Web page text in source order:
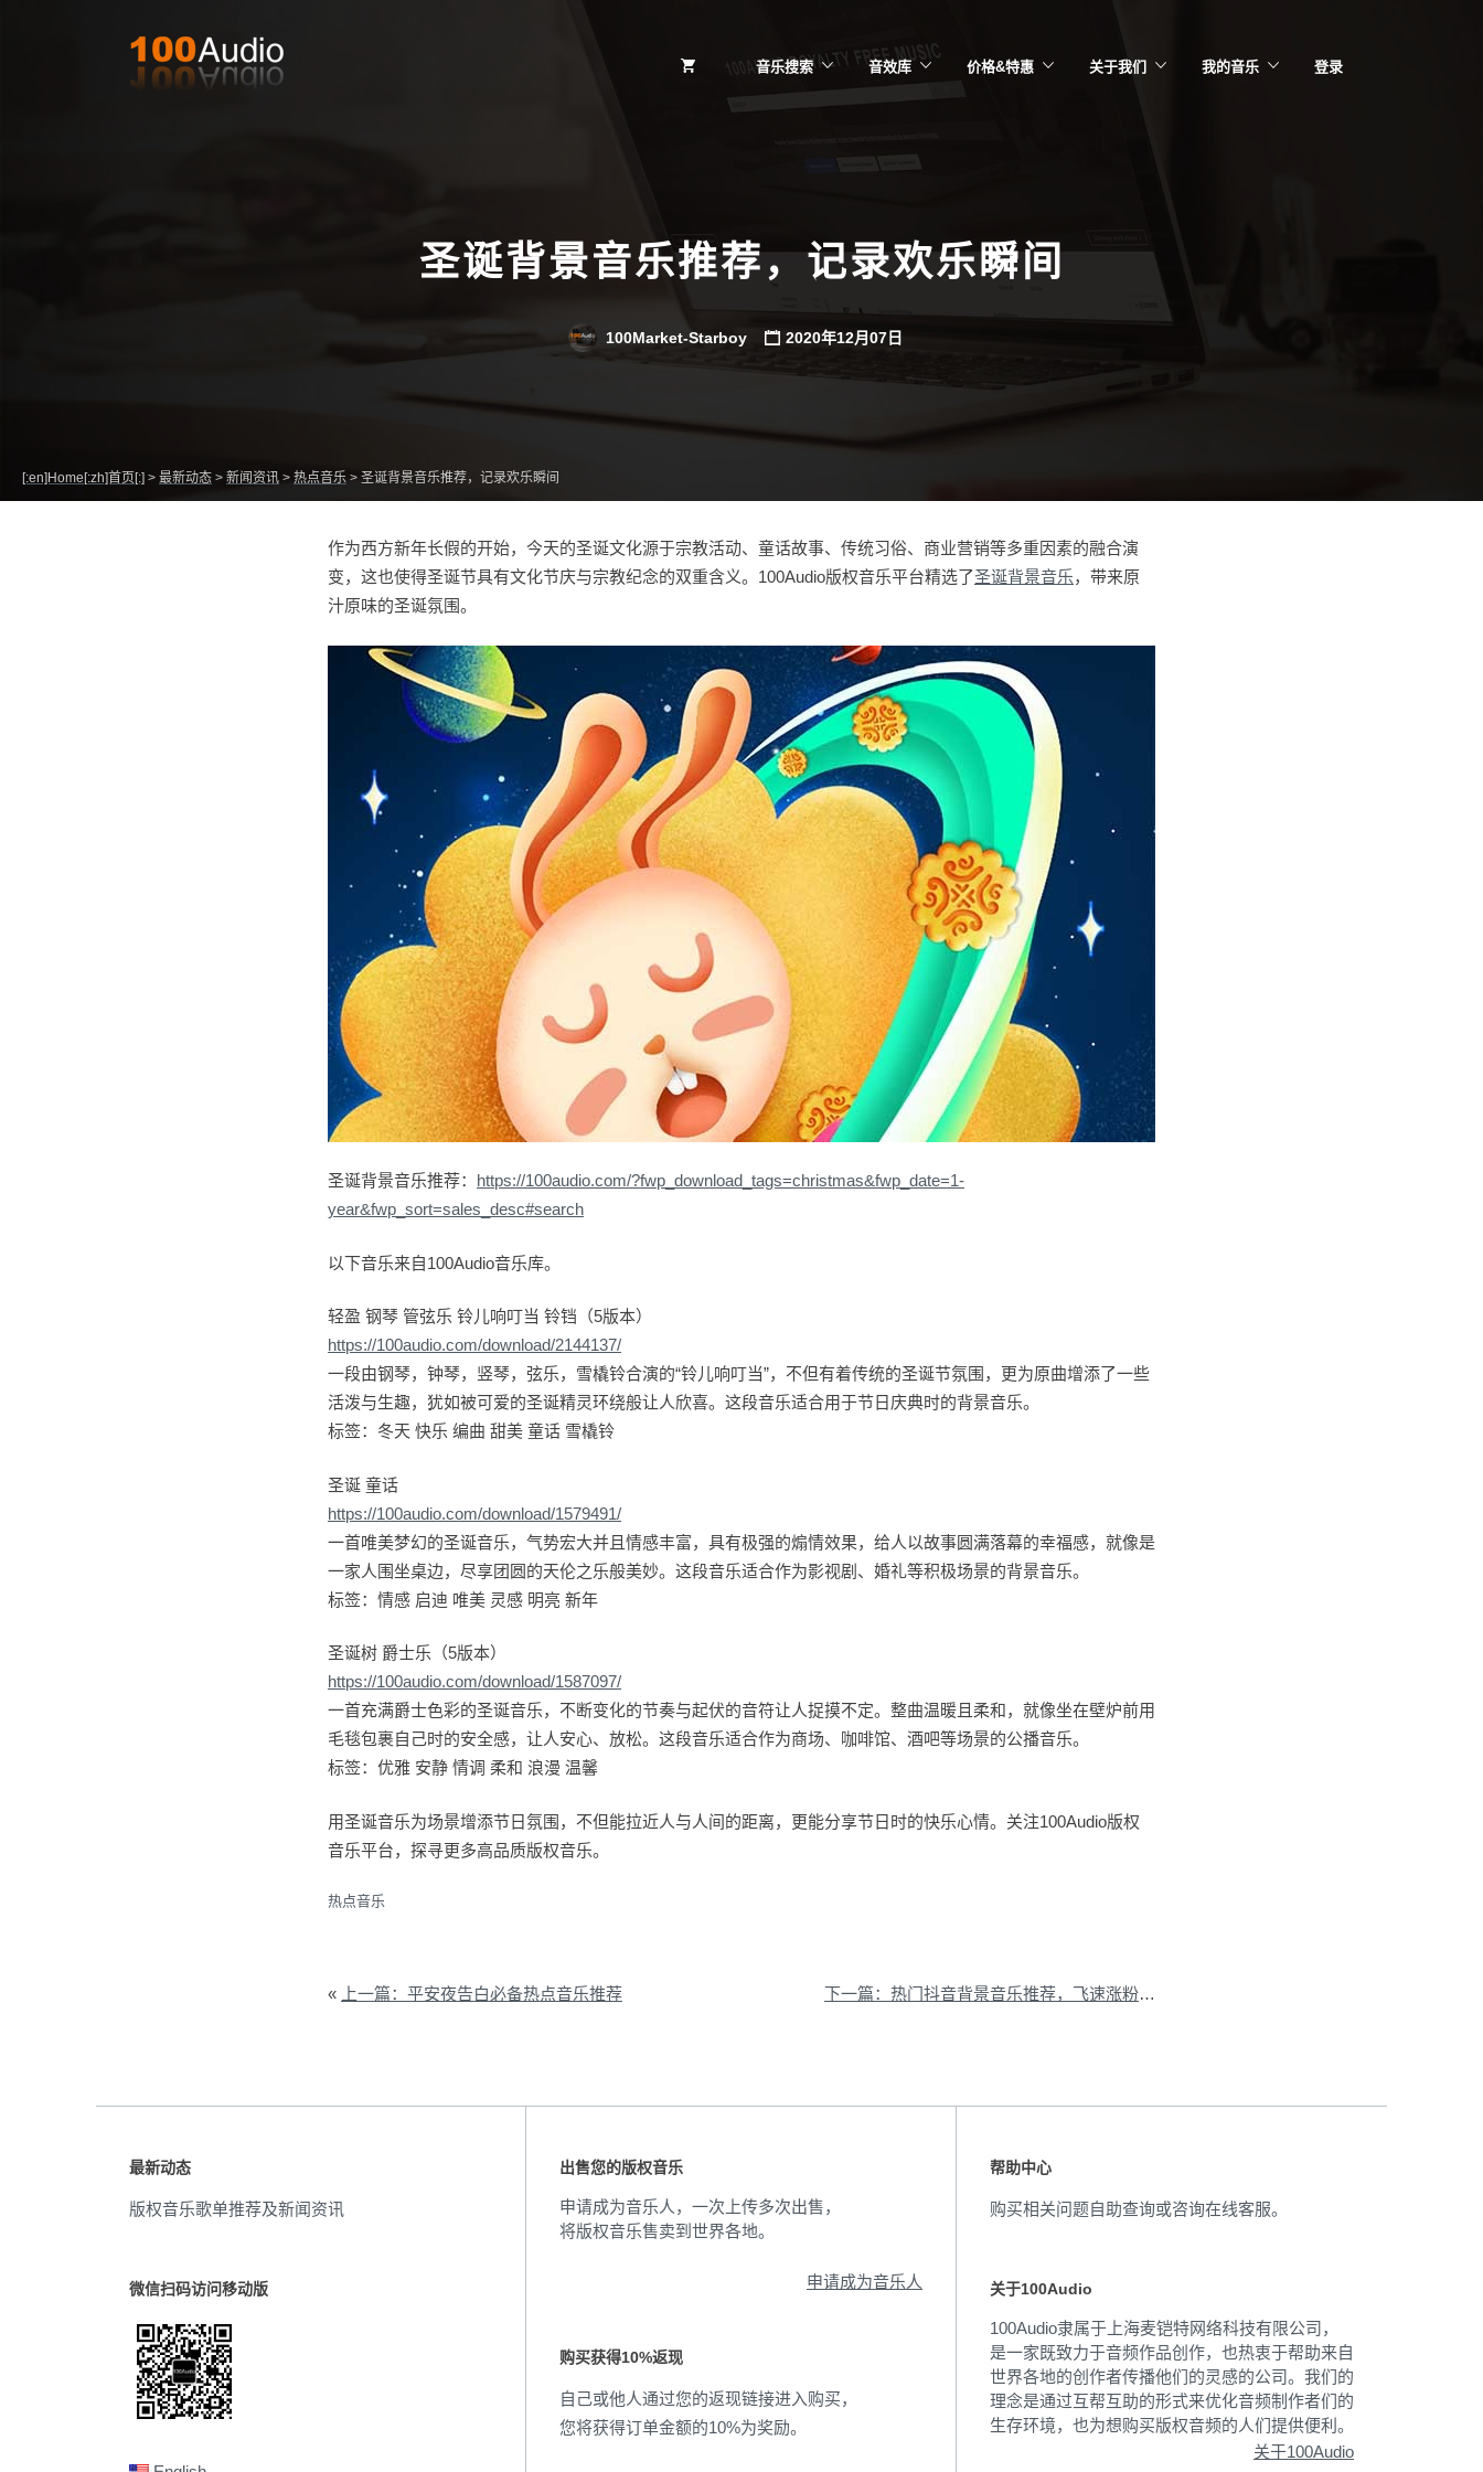
音乐搜索 音效库 价格&特惠 关于我们 我的音乐 登录
圣诞背景音乐推荐，记录欢乐瞬间
100Market-Starboy 2020年12月07日
[:en]Home[:zh]首页[:] > 最新动态 > 新闻资讯 > 热点音乐 > 圣诞背景音乐推荐，记录欢乐瞬间
作为西方新年长假的开始，今天的圣诞文化源于宗教活动、童话故事、传统习俗、商业营销等多重因素的融合演
变，这也使得圣诞节具有文化节庆与宗教纪念的双重含义。100Audio版权音乐平台精选了圣诞背景音乐，带来原
汁原味的圣诞氛围。
圣诞背景音乐推荐： https://100audio.com/?fwp_download_tags=christmas&fwp_date=1-
year&fwp_sort=sales_desc#search
以下音乐来自100Audio音乐库。
轻盈 钢琴 管弦乐 铃儿响叮当 铃铛（5版本）
https://100audio.com/download/2144137/
一段由钢琴，钟琴，竖琴，弦乐，雪橇铃合演的“铃儿响叮当”，不但有着传统的圣诞节氛围，更为原曲增添了一些
活泼与生趣，犹如被可爱的圣诞精灵环绕般让人欣喜。这段音乐适合用于节日庆典时的背景音乐。
标签：冬天 快乐 编曲 甜美 童话 雪橇铃
圣诞 童话
https://100audio.com/download/1579491/
一首唯美梦幻的圣诞音乐，气势宏大并且情感丰富，具有极强的煽情效果，给人以故事圆满落幕的幸福感，就像是
一家人围坐桌边，尽享团圆的天伦之乐般美妙。这段音乐适合作为影视剧、婚礼等积极场景的背景音乐。
标签：情感 启迪 唯美 灵感 明亮 新年
圣诞树 爵士乐（5版本）
https://100audio.com/download/1587097/
一首充满爵士色彩的圣诞音乐，不断变化的节奏与起伏的音符让人捉摸不定。整曲温暖且柔和，就像坐在壁炉前用
毛毯包裹自己时的安全感，让人安心、放松。这段音乐适合作为商场、咖啡馆、酒吧等场景的公播音乐。
标签：优雅 安静 情调 柔和 浪漫 温馨
用圣诞音乐为场景增添节日氛围，不但能拉近人与人间的距离，更能分享节日时的快乐心情。关注100Audio版权
音乐平台，探寻更多高品质版权音乐。
热点音乐
« 上一篇：平安夜告白必备热点音乐推荐 下一篇：热门抖音背景音乐推荐，飞速涨粉不是梦
最新动态
版权音乐歌单推荐及新闻资讯
微信扫码访问移动版
出售您的版权音乐
申请成为音乐人，一次上传多次出售，
将版权音乐售卖到世界各地。
申请成为音乐人
购买获得10%返现
自己或他人通过您的返现链接进入购买，
您将获得订单金额的10%为奖励。
帮助中心
购买相关问题自助查询或咨询在线客服。
关于100Audio
100Audio隶属于上海麦铠特网络科技有限公司，
是一家既致力于音频作品创作，也热衷于帮助来自
世界各地的创作者传播他们的灵感的公司。我们的
理念是通过互帮互助的形式来优化音频制作者们的
生存环境，也为想购买版权音频的人们提供便利。
关于100Audio